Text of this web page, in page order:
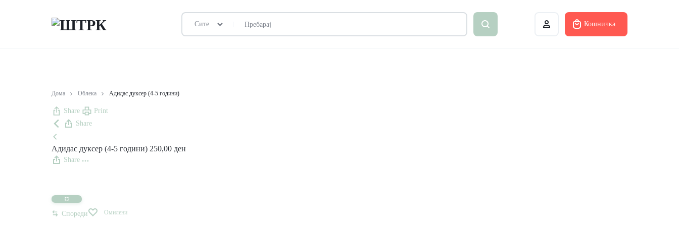
Сите Кошничка
Дома Облека Адидас дуксер (4-5 години)
Share
Print
Share
Адидас дуксер (4-5 години) 250,00 ден
Share
Спореди Омилени